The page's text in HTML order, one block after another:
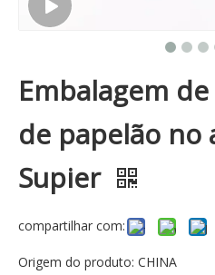
Embalagem
de papelão no
Supier
compartilhar com:
Origem do produto: CHINA